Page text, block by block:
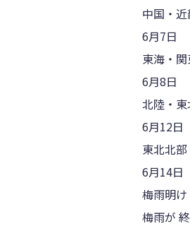
中国・
6月7日
東海・
6月8日
北陸・
6月12日
東北北部
6月14日
梅雨明け
梅雨が